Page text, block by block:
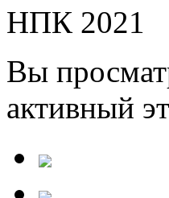
НПК 2021
Вы
активный